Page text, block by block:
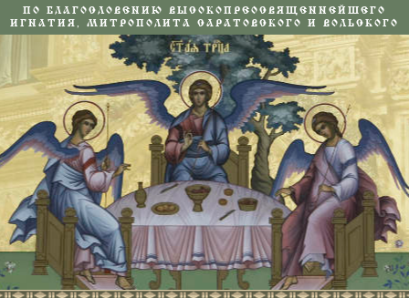
ПО БЛАГОСЛОВЕНИЮ ВЫСОКОПРЕОСВЯЩЕННЕЙШЕГО
ИГНАТИЯ, МИТРОПОЛИТА САРАТОВСКОГО И ВОЛЬСКОГО